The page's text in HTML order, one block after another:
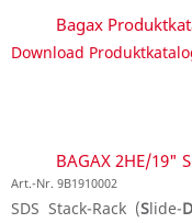
Bagax
Download
BAGAX 2HE/19"
Art.-Nr. 9B1910002
SDS Stack-Rack (Slide-